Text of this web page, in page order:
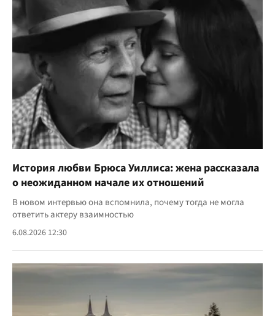
История любви Брюса Уиллиса: жена рассказала
о неожиданном начале их отношений
В новом интервью она вспомнила, почему тогда не могла
ответить актеру взаимностью
6.08.2026 12:30